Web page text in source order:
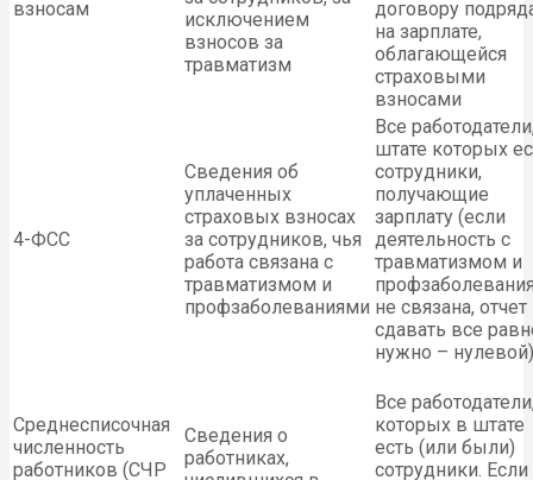
взносам
исключением
взносов за
травматизм
договору
на зарплате,
облагающейся
страховыми
взносами
4-ФСС
Сведения об
уплаченных
страховых взносах
за сотрудников, чья
работа связана с
травматизмом и
профзаболеваниями
Все
штате которых
сотрудники,
получающие
зарплату (если
деятельность с
травматизмом и
не связана, отчет
сдавать все
нужно – нулевой)
Среднесписочная
численность
работников (СЧР
Сведения о
работниках,
Все
которых в штате
есть (или были)
сотрудники. Если